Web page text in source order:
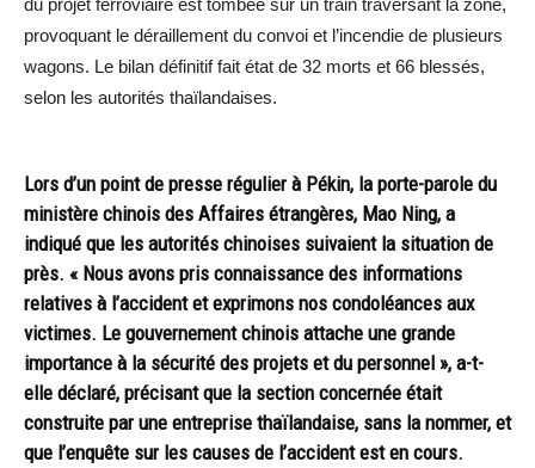
du projet ferroviaire est tombée sur un train traversant la zone,
provoquant le déraillement du convoi et l’incendie de plusieurs
wagons. Le bilan définitif fait état de 32 morts et 66 blessés,
selon les autorités thaïlandaises.
Lors d’un point de presse régulier à Pékin, la porte-parole du
ministère chinois des Affaires étrangères, Mao Ning, a
indiqué que les autorités chinoises suivaient la situation de
près. « Nous avons pris connaissance des informations
relatives à l’accident et exprimons nos condoléances aux
victimes. Le gouvernement chinois attache une grande
importance à la sécurité des projets et du personnel », a-t-
elle déclaré, précisant que la section concernée était
construite par une entreprise thaïlandaise, sans la nommer, et
que l’enquête sur les causes de l’accident est en cours.